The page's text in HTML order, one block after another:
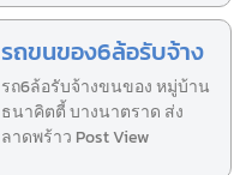
รถขนของ6ล้อรับจ้าง
รถ6ล้อรับจ้างขนของ หมู่บ้าน
ธนาคิตตี้ บางนาตราด ส่ง
ลาดพร้าว Post View